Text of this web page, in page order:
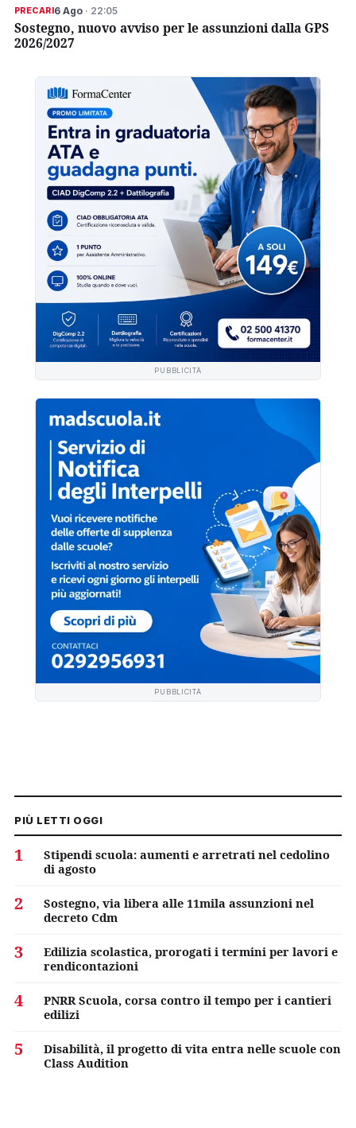
PRECARI6 Ago· 22:05
Sostegno, nuovo avviso per le assunzioni dalla GPS
2026/2027
PUBBLICITÀ
PUBBLICITÀ
PIÙ LETTI OGGI
1
Stipendi scuola: aumenti e arretrati nel cedolino
di agosto
2
Sostegno, via libera alle 11mila assunzioni nel
decreto Cdm
3
Edilizia scolastica, prorogati i termini per lavori e
rendicontazioni
4
PNRR Scuola, corsa contro il tempo per i cantieri
edilizi
5
Disabilità, il progetto di vita entra nelle scuole con
Class Audition